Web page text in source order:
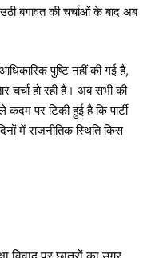
बगावत की चर्चाओं के बाद अब
पुष्टि नहीं की गई है,
चर्चा हो रही है। अब सभी की
पर टिकी हुई है कि पार्टी
में राजनीतिक स्थिति किस